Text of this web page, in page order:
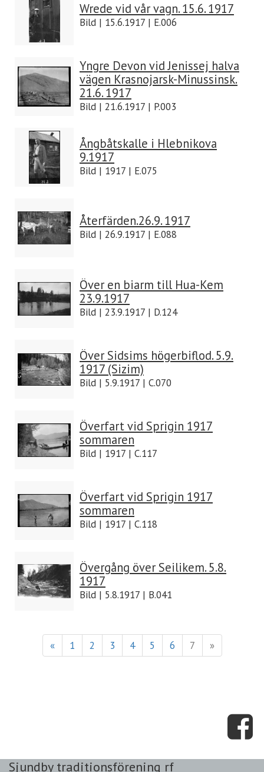
Wrede vid vår vagn. 15.6. 1917
Bild | 15.6.1917 | E.006
Yngre Devon vid Jenissej halva
vägen Krasnojarsk-Minussinsk.
21.6. 1917
Bild | 21.6.1917 | P.003
Ångbåtskalle i Hlebnikova
9.1917
Bild | 1917 | E.075
Återfärden.26.9. 1917
Bild | 26.9.1917 | E.088
Över en biarm till Hua-Kem
23.9.1917
Bild | 23.9.1917 | D.124
Över Sidsims högerbiflod. 5.9.
1917 (Sizim)
Bild | 5.9.1917 | C.070
Överfart vid Sprigin 1917
sommaren
Bild | 1917 | C.117
Överfart vid Sprigin 1917
sommaren
Bild | 1917 | C.118
Övergång över Seilikem. 5.8.
1917
Bild | 5.8.1917 | B.041
« 1 2 3 4 5 6 7 »
Sjundby traditionsförening rf